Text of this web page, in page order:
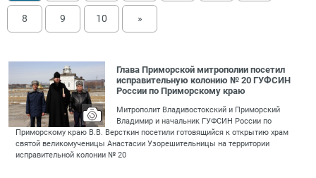
8 9 10 »
Глава Приморской митрополии посетил
исправительную колонию № 20 ГУФСИН
России по Приморскому краю
Митрополит Владивостокский и Приморский
Владимир и начальник ГУФСИН России по
Приморскому краю В.В. Версткин посетили готовящийся к открытию храм
святой великомученицы Анастасии Узорешительницы на территории
исправительной колонии № 20